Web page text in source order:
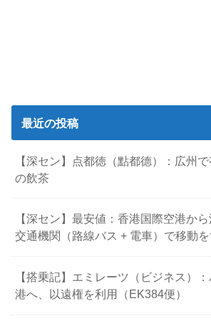
最近の投稿
【深セン】点都徳（點都德）：広州
の飲茶
【深セン】最安値：香港国際空港か
交通機関（路線バス + 電車）で移動を
【搭乗記】エミレーツ（ビジネス）
港へ、以遠権を利用（EK384便）